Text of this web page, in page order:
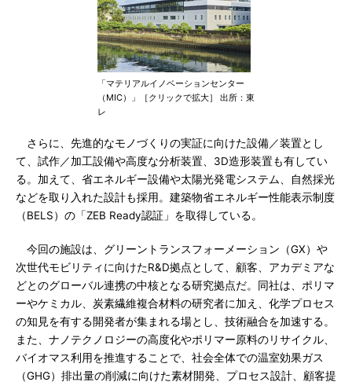
「マテリアルイノベーションセンター
（MIC）」［クリックで拡大］ 出所：東
レ
さらに、先進的なモノづくりの実証に向けた設備／装置とし
て、試作／加工設備や高度な分析装置、3D造形装置も有してい
る。加えて、省エネルギー設備や太陽光発電システム、自然採光
などを取り入れた設計も採用。建築物省エネルギー性能表示制度
（BELS）の「ZEB Ready認証」を取得している。
今回の施設は、グリーントランスフォーメーション（GX）や
次世代モビリティに向けたR&D拠点として、顧客、アカデミアな
どとのグローバル連携の中核となる研究拠点だ。同社は、ポリマ
ーやケミカル、炭素繊維複合材料の研究者に加え、化学プロセス
の知見を有する開発者が集まれる場とし、技術融合を加速する。
また、ナノテクノロジーの高度化やポリマー原料のリサイクル、
バイオマス利用を推進することで、社会全体での温室効果ガス
（GHG）排出量の削減に向けた素材開発、プロセス設計、顧客提